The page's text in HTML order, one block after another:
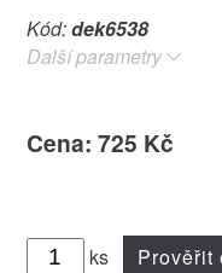
Kód:dek6538
Další parametry
Cena: 725 Kč
ks Prověřit